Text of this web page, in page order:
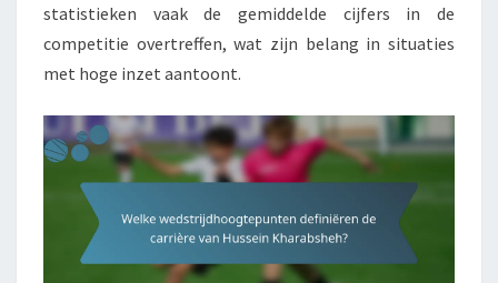
statistieken vaak de gemiddelde cijfers in de
competitie overtreffen, wat zijn belang in situaties
met hoge inzet aantoont.